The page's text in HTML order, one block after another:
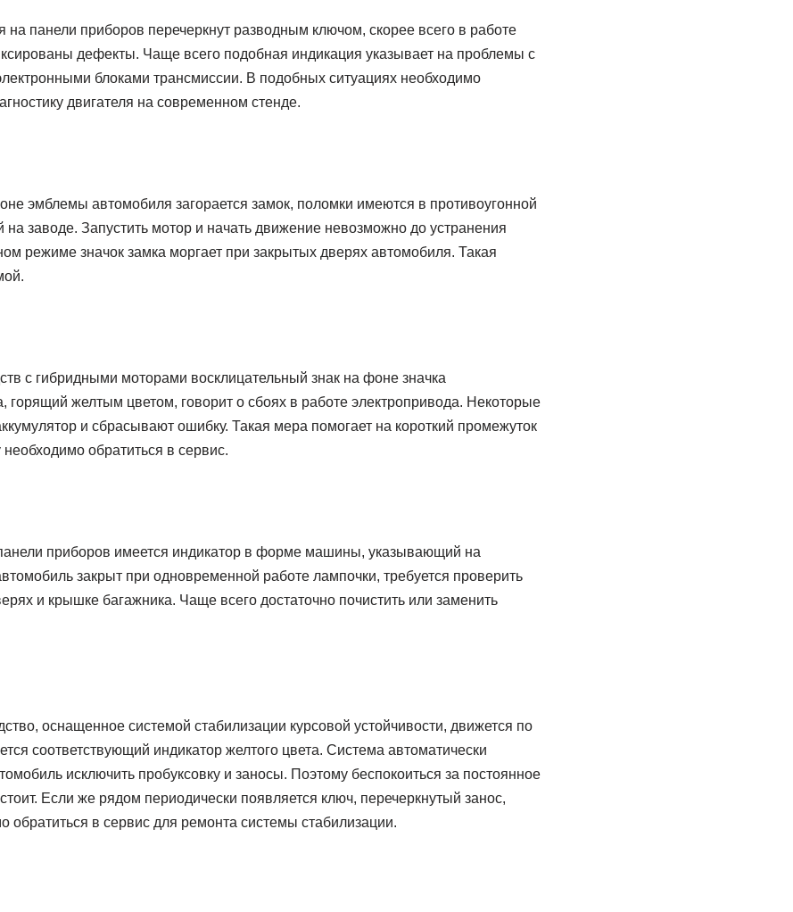
на панели приборов перечеркнут разводным ключом, скорее всего в работе
дефекты. Чаще всего подобная индикация указывает на проблемы с
блоками трансмиссии. В подобных ситуациях необходимо
двигателя на современном стенде.
эмблемы автомобиля загорается замок, поломки имеются в противоугонной
на заводе. Запустить мотор и начать движение невозможно до устранения
режиме значок замка моргает при закрытых дверях автомобиля. Такая
с гибридными моторами восклицательный знак на фоне значка
горящий желтым цветом, говорит о сбоях в работе электропривода. Некоторые
и сбрасывают ошибку. Такая мера помогает на короткий промежуток
обратиться в сервис.
приборов имеется индикатор в форме машины, указывающий на
закрыт при одновременной работе лампочки, требуется проверить
и крышке багажника. Чаще всего достаточно почистить или заменить
оснащенное системой стабилизации курсовой устойчивости, движется по
соответствующий индикатор желтого цвета. Система автоматически
исключить пробуксовку и заносы. Поэтому беспокоиться за постоянное
Если же рядом периодически появляется ключ, перечеркнутый занос,
обратиться в сервис для ремонта системы стабилизации.